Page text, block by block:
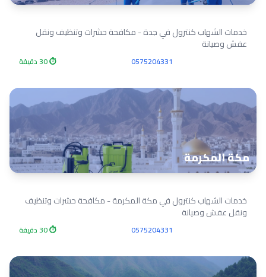
خدمات الشهاب كنترول في جدة - مكافحة حشرات وتنظيف ونقل
عفش وصيانة
0575204331 ⏱ 30 دقيقة
مكة المكرمة
خدمات الشهاب كنترول في مكة المكرمة - مكافحة حشرات وتنظيف
ونقل عفش وصيانة
0575204331 ⏱ 30 دقيقة